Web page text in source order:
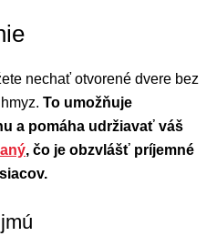
nechať otvorené dvere bez
To umožňuje
a pomáha udržiavať váš
, čo je obzvlášť príjemné